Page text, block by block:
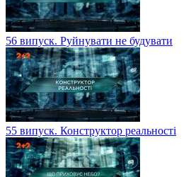
56 випуск. Руйнувати не будувати
55 випуск. Конструктор реальності